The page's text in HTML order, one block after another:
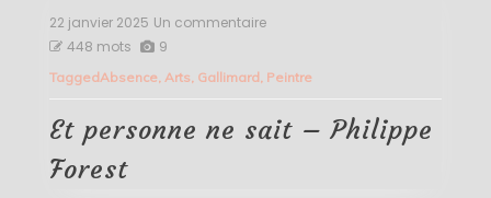
22 janvier 2025 Un commentairesur
ne
Philippe
448 mots 9
TaggedAbsence, Arts Gallimard, Peintre
Et personne ne sait – Philippe
Forest